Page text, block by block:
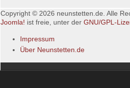
Copyright © 2026 neunstetten.de. Alle
Joomla! ist freie, unter der GNU/GPL-
Impressum
Über Neunstetten.de